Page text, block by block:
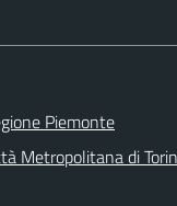
Piemonte
Metropolitana di